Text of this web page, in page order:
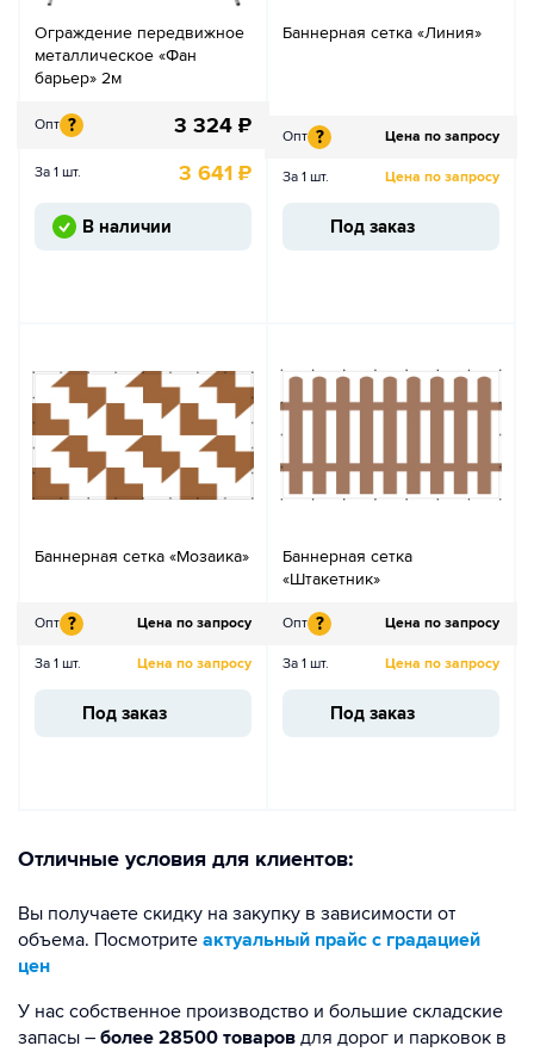
Ограждение передвижное
металлическое «Фан
барьер» 2м
Опт ? 3 324 ₽
За 1 шт. 3 641 ₽
В наличии
Баннерная сетка «Линия»
Опт ? Цена по запросу
За 1 шт. Цена по запросу
Под заказ
Баннерная сетка «Мозаика»
Опт ? Цена по запросу
За 1 шт. Цена по запросу
Под заказ
Баннерная cетка
«Штакетник»
Опт ? Цена по запросу
За 1 шт. Цена по запросу
Под заказ
Отличные условия для клиентов:
Вы получаете скидку на закупку в зависимости от
объема. Посмотрите актуальный прайс с градацией
цен
У нас собственное производство и большие складские
запасы – более 28500 товаров для дорог и парковок в